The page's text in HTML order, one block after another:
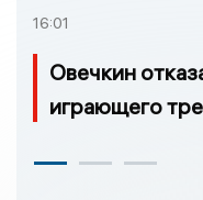
16:01
Овечкин
играющего